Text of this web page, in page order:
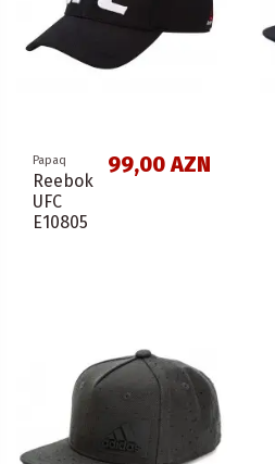
Papaq
Reebok
UFC
E10805
99,00 AZN